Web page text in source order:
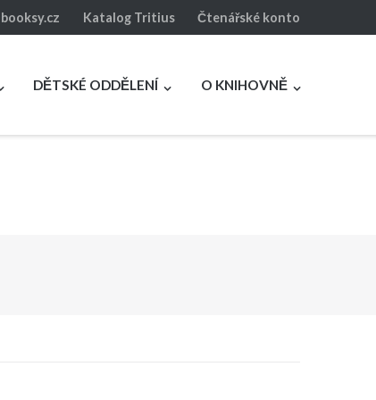
Katalog Tritius Čtenářské konto
DĚTSKÉ ODDĚLENÍ O KNIHOVNĚ